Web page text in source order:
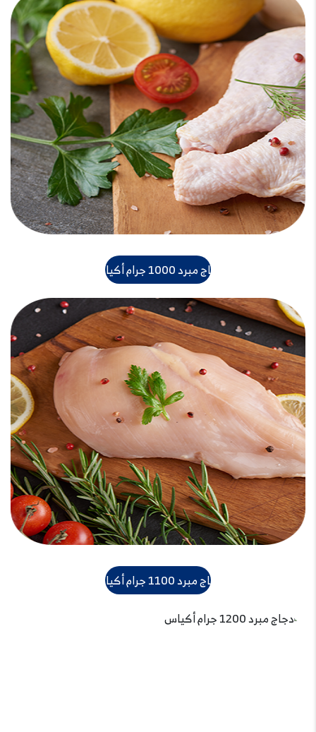
دجاج مبرد 1000 جرام أكياس
دجاج مبرد 1100 جرام أكياس